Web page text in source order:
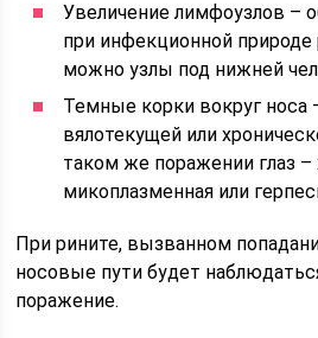
Увеличение лимфоузлов –
при инфекционной
можно узлы под нижней
Темные корки вокруг носа
вялотекущей или
таком же поражении глаз –
микоплазменная или
При рините, вызванном
носовые пути будет
поражение.